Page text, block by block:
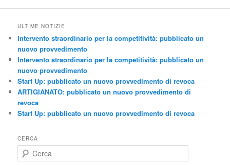
ULTIME NOTIZIE
Intervento straordinario per la competitività: pubblicato un
nuovo provvedimento
Intervento straordinario per la competitività: pubblicato un
nuovo provvedimento
Start Up: pubblicato un nuovo provvedimento di revoca
ARTIGIANATO: pubblicato un nuovo provvedimento di
revoca
Start Up: pubblicato un nuovo provvedimento di revoca
CERCA
e